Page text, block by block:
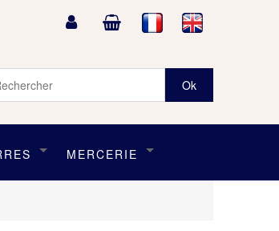
MERCERIE